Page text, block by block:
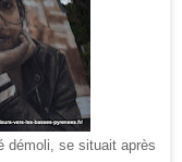
démoli, se situait après